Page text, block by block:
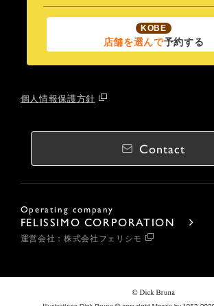
KOBE
店舗を選んで予約する
個人情報保護方針
Contact
Operating company
FELISSIMO CORPORATION
運営会社：株式会社フェリシモ